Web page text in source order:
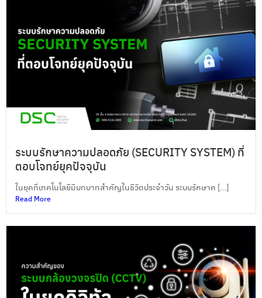
ระบบรักษาความปลอดภัย (SECURITY SYSTEM) ที่
ตอบโจทย์ยุคปัจจุบัน
ในยุคที่เทคโนโลยีมีบทบาทสำคัญในชีวิตประจำวัน ระบบรักษาค […]
Read More